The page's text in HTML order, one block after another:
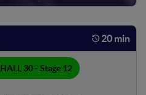
20 min
HALL 30 - Stage 12